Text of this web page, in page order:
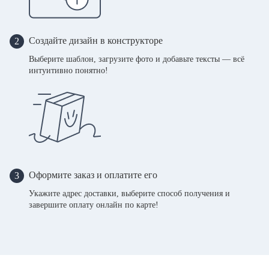
2 Создайте дизайн в конструкторе
Выберите шаблон, загрузите фото и добавьте тексты — всё
интуитивно понятно!
3 Оформите заказ и оплатите его
Укажите адрес доставки, выберите способ получения и
завершите оплату онлайн по карте!